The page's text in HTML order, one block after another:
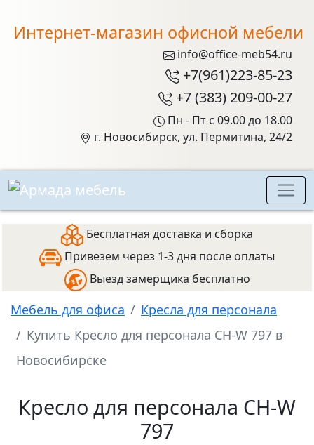
Интернет-магазин офисной мебели
info@office-meb54.ru
+7(961)223-85-23
+7 (383) 209-00-27
Пн - Пт с 09.00 до 18.00
г. Новосибирск, ул. Пермитина, 24/2
Бесплатная доставка и сборка
Привезем через 1-3 дня после оплаты
Выезд замерщика бесплатно
Мебель для офиса
Кресла для персонала
Купить Кресло для персонала СН-W 797 в
Новосибирске
Кресло для персонала СН-W
797